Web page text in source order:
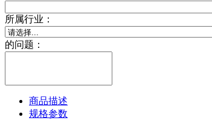
所属行业：
的问题：
商品描述
规格参数